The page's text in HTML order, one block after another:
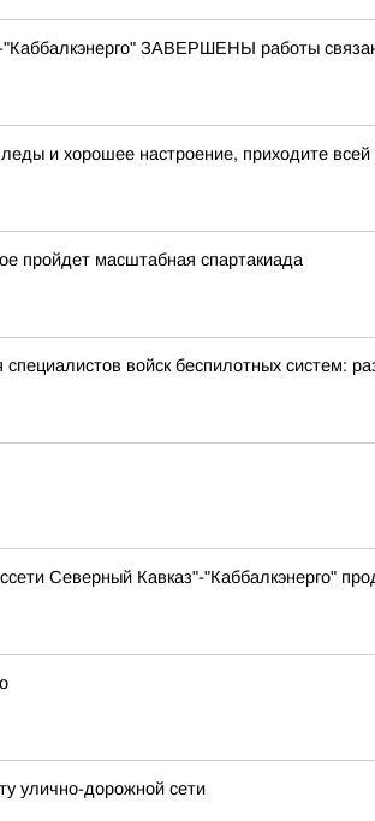
ЗАВЕРШЕНЫ работы
и хорошее настроение, приходите
пройдет масштабная спартакиада
войск беспилотных систем:
Северный Кавказ"-"Каббалкэнерго"
улично-дорожной сети